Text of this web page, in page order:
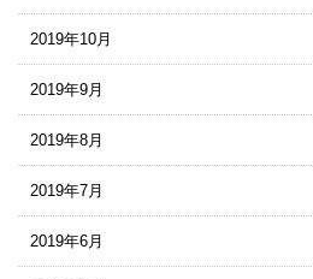
2019年10月
2019年9月
2019年8月
2019年7月
2019年6月